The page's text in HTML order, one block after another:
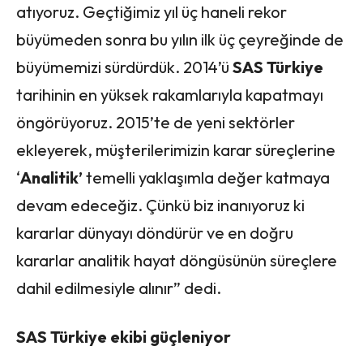
atıyoruz. Geçtiğimiz yıl üç haneli rekor
büyümeden sonra bu yılın ilk üç çeyreğinde de
büyümemizi sürdürdük. 2014’ü SAS Türkiye
tarihinin en yüksek rakamlarıyla kapatmayı
öngörüyoruz. 2015’te de yeni sektörler
ekleyerek, müşterilerimizin karar süreçlerine
‘Analitik’ temelli yaklaşımla değer katmaya
devam edeceğiz. Çünkü biz inanıyoruz ki
kararlar dünyayı döndürür ve en doğru
kararlar analitik hayat döngüsünün süreçlere
dahil edilmesiyle alınır” dedi.
SAS Türkiye ekibi güçleniyor